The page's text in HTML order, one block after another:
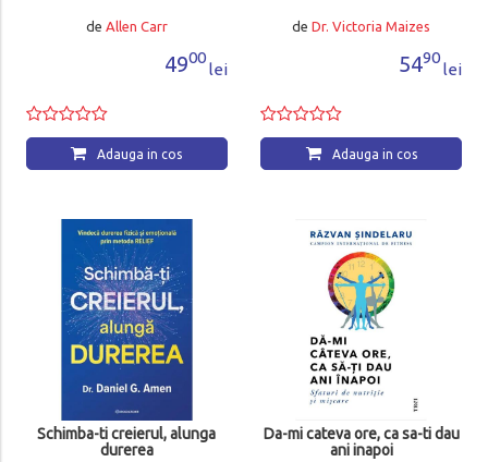
de Allen Carr
4900
lei
Adauga in cos
de Dr. Victoria Maizes
5490
lei
Adauga in cos
Schimba-ti creierul, alunga
durerea
Da-mi cateva ore, ca sa-ti dau
ani inapoi